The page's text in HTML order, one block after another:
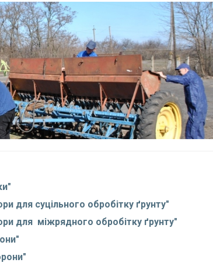
для суцільного обробітку ґрунту"
для міжрядного обробітку ґрунту"